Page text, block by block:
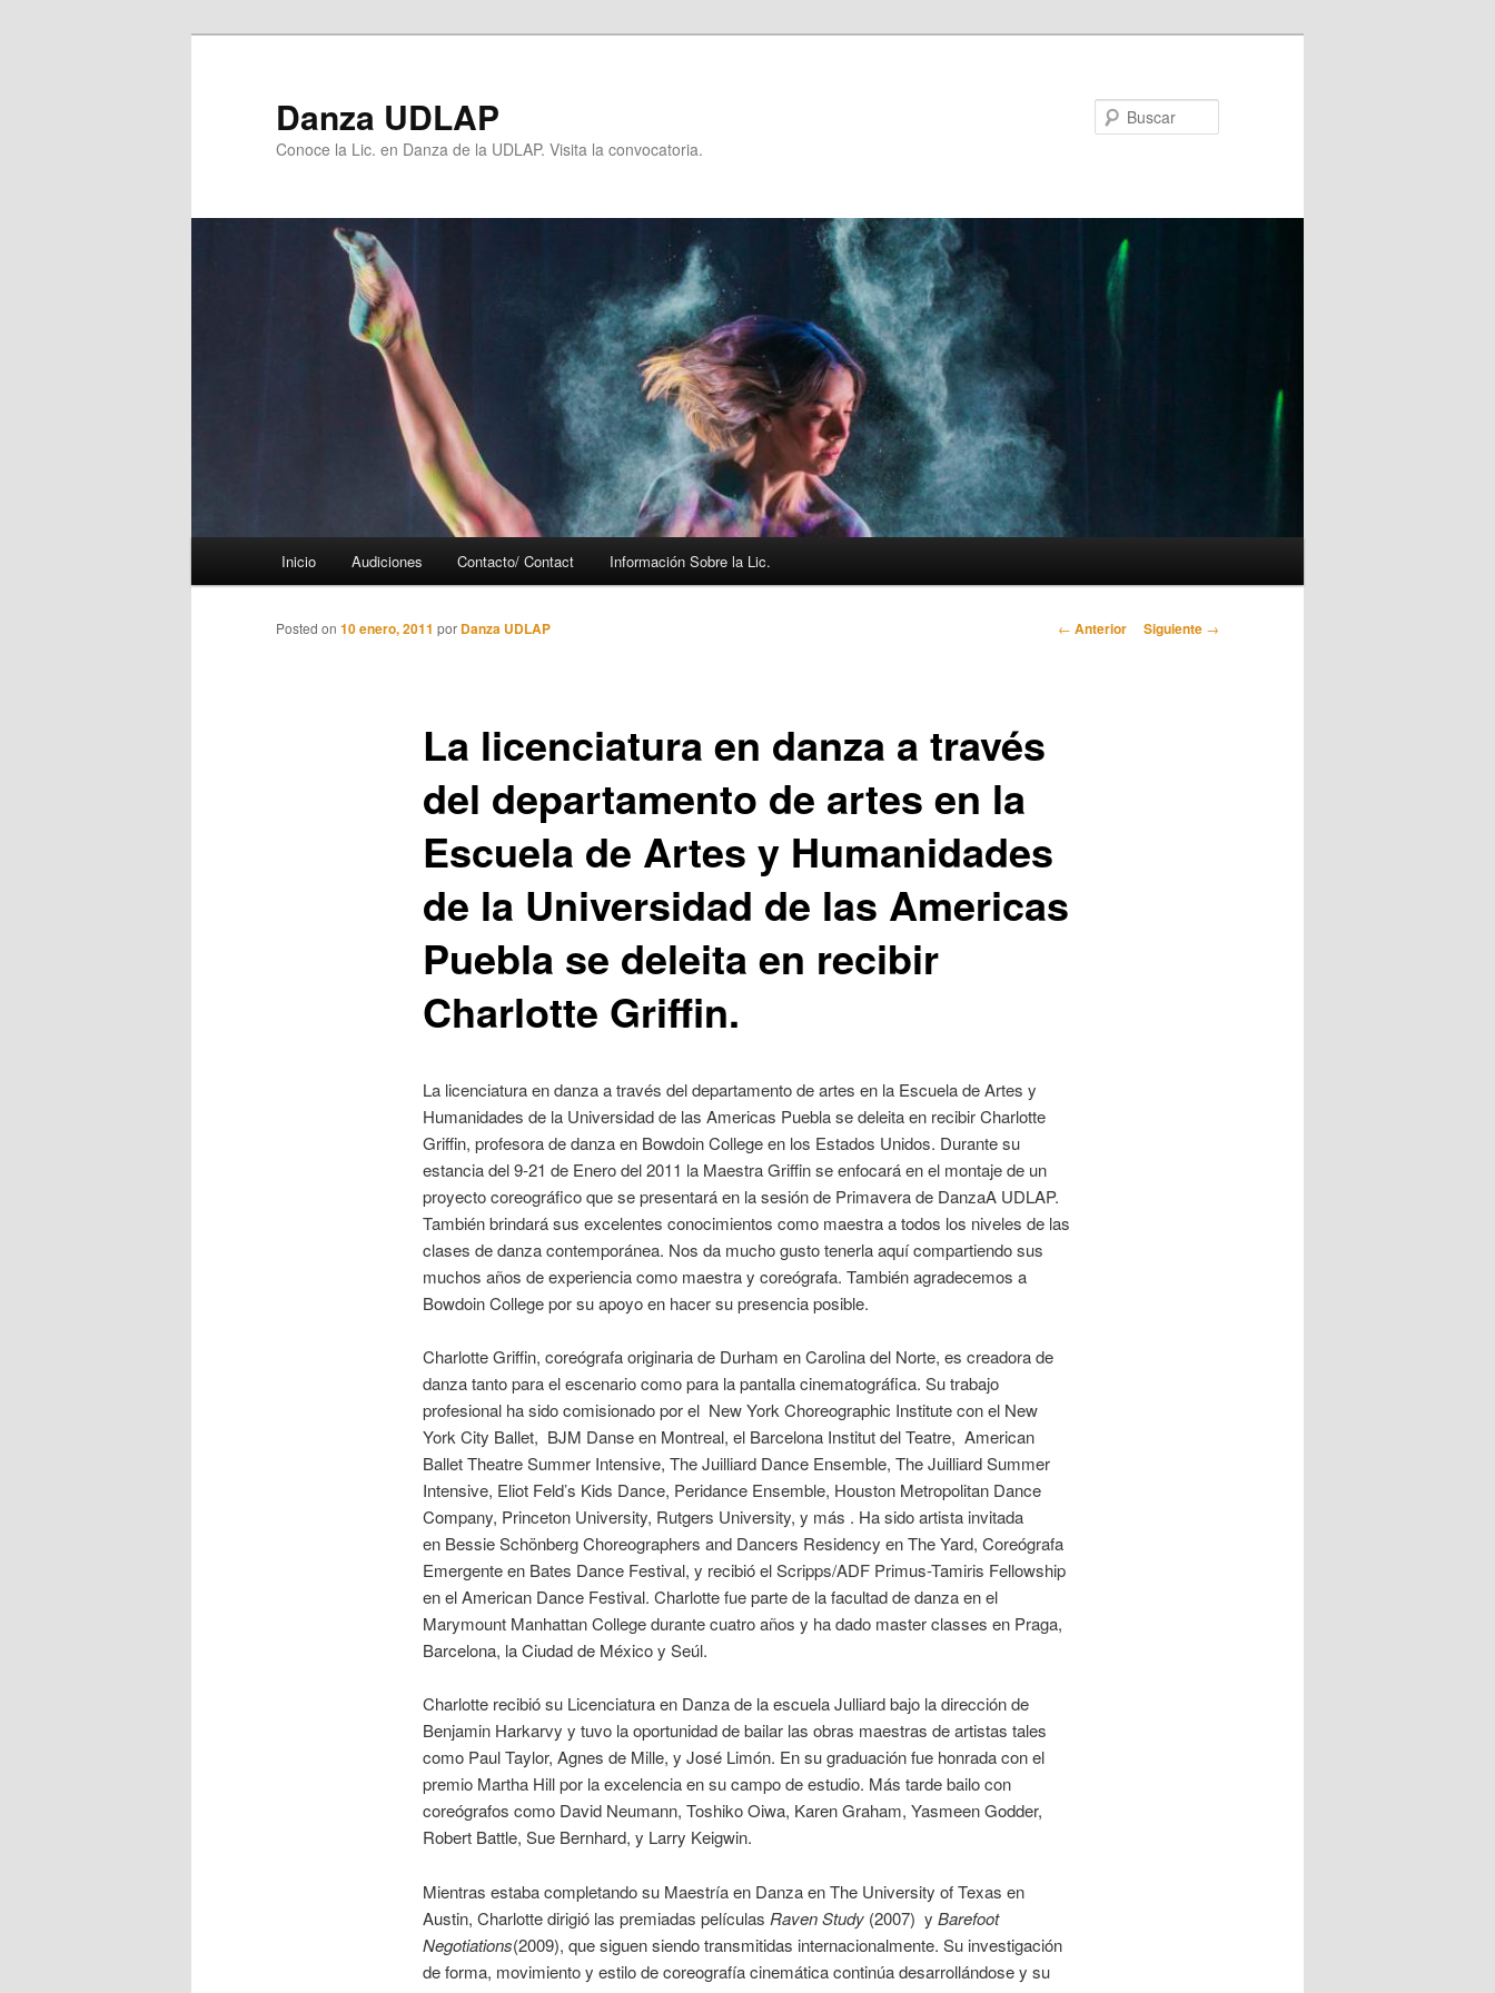
Danza UDLAP
Conoce la Lic. en Danza de la UDLAP. Visita la convocatoria.
Inicio Audiciones Contacto/ Contact Información Sobre la Lic.
Navegación
← Anterior Siguiente →
La licenciatura en danza a través
del departamento de artes en la
Escuela de Artes y Humanidades
de la Universidad de las Americas
Puebla se deleita en recibir
Charlotte Griffin.
Posted on 10 enero, 2011 por Danza UDLAP
La licenciatura en danza a través del departamento de artes en la Escuela de Artes y
Humanidades de la Universidad de las Americas Puebla se deleita en recibir Charlotte
Griffin, profesora de danza en Bowdoin College en los Estados Unidos. Durante su
estancia del 9-21 de Enero del 2011 la Maestra Griffin se enfocará en el montaje de un
proyecto coreográfico que se presentará en la sesión de Primavera de DanzaA UDLAP.
También brindará sus excelentes conocimientos como maestra a todos los niveles de las
clases de danza contemporánea. Nos da mucho gusto tenerla aquí compartiendo sus
muchos años de experiencia como maestra y coreógrafa. También agradecemos a
Bowdoin College por su apoyo en hacer su presencia posible.
Charlotte Griffin, coreógrafa originaria de Durham en Carolina del Norte, es creadora de
danza tanto para el escenario como para la pantalla cinematográfica. Su trabajo
profesional ha sido comisionado por el New York Choreographic Institute con el New
York City Ballet, BJM Danse en Montreal, el Barcelona Institut del Teatre, American
Ballet Theatre Summer Intensive, The Juilliard Dance Ensemble, The Juilliard Summer
Intensive, Eliot Feld’s Kids Dance, Peridance Ensemble, Houston Metropolitan Dance
Company, Princeton University, Rutgers University, y más . Ha sido artista invitada
en Bessie Schönberg Choreographers and Dancers Residency en The Yard, Coreógrafa
Emergente en Bates Dance Festival, y recibió el Scripps/ADF Primus-Tamiris Fellowship
en el American Dance Festival. Charlotte fue parte de la facultad de danza en el
Marymount Manhattan College durante cuatro años y ha dado master classes en Praga,
Barcelona, la Ciudad de México y Seúl.
Charlotte recibió su Licenciatura en Danza de la escuela Julliard bajo la dirección de
Benjamin Harkarvy y tuvo la oportunidad de bailar las obras maestras de artistas tales
como Paul Taylor, Agnes de Mille, y José Limón. En su graduación fue honrada con el
premio Martha Hill por la excelencia en su campo de estudio. Más tarde bailo con
coreógrafos como David Neumann, Toshiko Oiwa, Karen Graham, Yasmeen Godder,
Robert Battle, Sue Bernhard, y Larry Keigwin.
Mientras estaba completando su Maestría en Danza en The University of Texas en
Austin, Charlotte dirigió las premiadas películas Raven Study(2007) y Barefoot
Negotiations(2009), que siguen siendo transmitidas internacionalmente. Su investigación
de forma, movimiento y estilo de coreografía cinemática continúa desarrollándose y su